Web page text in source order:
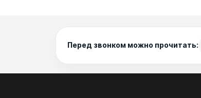
Перед звонком можно прочитать: